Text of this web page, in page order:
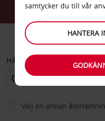
HÄMTA FRÅN
Välj en annan
samtycker du till vår
HANTERA